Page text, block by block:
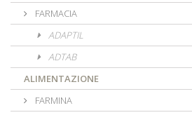
FARMACIA
ADAPTIL
ADTAB
ALIMENTAZIONE
FARMINA